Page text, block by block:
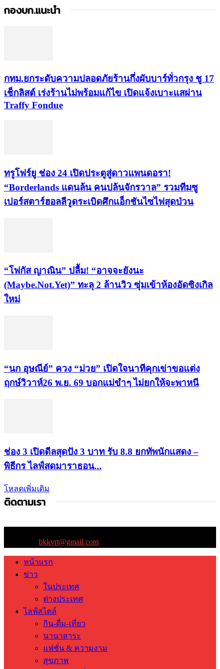
กองบก.แนะนำ
กทม.ยกระดับความปลอดภัยร้านกึ่งผับบาร์ทั่วกรุง ชู 17
เช็กลิสต์ เร่งร้านไม่พร้อมแก้ไข เปิดแจ้งเบาะแสผ่าน
Traffy Fondue
ทรูโฟร์ยู ช่อง 24 เปิดประตูสู่ดาวแพนดอรา!
“Borderlands แดนล้น คนปล้นจักรวาล” รวมทีมซู
เปอร์สตาร์ฮอลลีวูดระเบิดศึกแอ็กชันไซไฟสุดป่วน
“โฟกัส ญาณิน” ปลื้ม! “อาจจะยังนะ
(Maybe.Not.Yet)” ทะลุ 2 ล้านวิว ซุ่มเข้าห้องอัดซิงเกิล
ใหม่
“นก อุษณีย์” ควง “ม่วย” เปิดใจนาทีคุกเข่าขอแต่ง
ฤกษ์วิวาห์26 พ.ย. 69 บอกแม่ขำๆ ไม่ยกให้จะพาหนี
ช่อง 3 เปิดดีลสุดปัง 3 บาท รับ 8.8 ยกทัพนักแสดง –
พิธีกร ไลฟ์สดมาราธอน...
โหลดเพิ่มเติม
ติดตามเรา
bkkvrt@gmail.com
หน้าแรก
ข่าว
ในประเทศ
ต่างประเทศ
ไลฟ์สไตล์
กิน-ดื่ม-เที่ยว
นานาสาระ
แฟชั่น & ความงาม
สุขภาพ